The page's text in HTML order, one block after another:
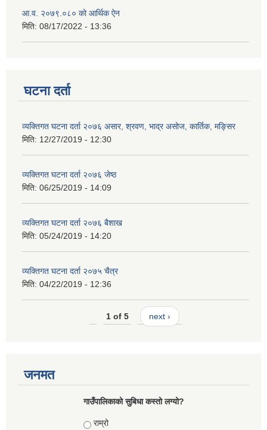
आ.व. २०७९.०८० को आर्थिक ऐन
मिति: 08/17/2022 - 13:36
घटना दर्ता
व्यक्तिगत घटना दर्ता २०७६ असार, श्रवण, भाद्र असोज, कार्तिक, मङ्सिर
मिति: 12/27/2019 - 12:30
व्यक्तिगत घटना दर्ता २०७६ जेष्ठ
मिति: 06/25/2019 - 14:09
व्यक्तिगत घटना दर्ता २०७६ बैशाख
मिति: 05/24/2019 - 14:20
व्यक्तिगत घटना दर्ता २०७५ चैत्र
मिति: 04/22/2019 - 12:36
1 of 5 next ›
जनमत
गाउँपालिकाको सुबिधा कस्तो लग्यो?
Choices
राम्रो